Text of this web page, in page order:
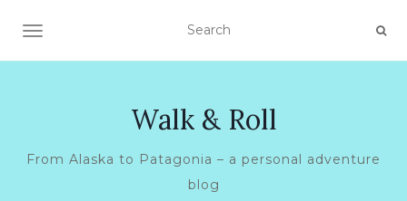
TOGGLE NAVIGATION
Walk & Roll
From Alaska to Patagonia – a personal adventure
blog